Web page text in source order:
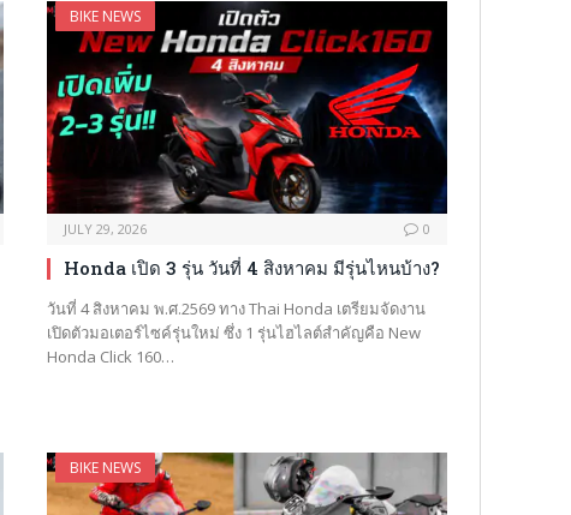
BIKE NEWS
JULY 29, 2026 0
Honda เปิด 3 รุ่น วันที่ 4 สิงหาคม มีรุ่นไหนบ้าง?
วันที่ 4 สิงหาคม พ.ศ.2569 ทาง Thai Honda เตรียมจัดงาน
เปิดตัวมอเตอร์ไซค์รุ่นใหม่ ซึ่ง 1 รุ่นไฮไลต์สำคัญคือ New
Honda Click 160…
BIKE NEWS